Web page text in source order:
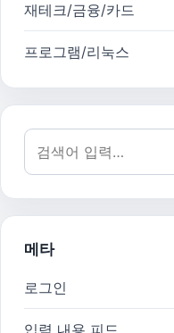
재테크/금융/카드
프로그램/리눅스
검색어:
메타
로그인